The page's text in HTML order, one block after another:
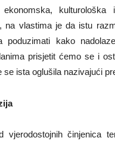
ekonomska,
na vlastima je da istu
poduzimati kako
prisjetit ćemo se i
se ista oglušila nazivajući
vjerodostojnih činjenica